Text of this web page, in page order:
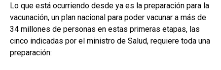
Lo que está ocurriendo desde ya es la preparación para la
vacunación, un plan nacional para poder vacunar a más de
34 millones de personas en estas primeras etapas, las
cinco indicadas por el ministro de Salud, requiere toda una
preparación: